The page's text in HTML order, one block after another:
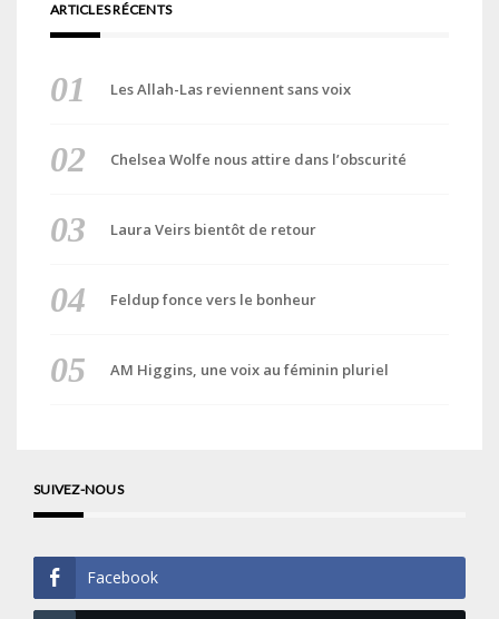
ARTICLES RÉCENTS
Les Allah-Las reviennent sans voix
Chelsea Wolfe nous attire dans l’obscurité
Laura Veirs bientôt de retour
Feldup fonce vers le bonheur
AM Higgins, une voix au féminin pluriel
SUIVEZ-NOUS
Facebook